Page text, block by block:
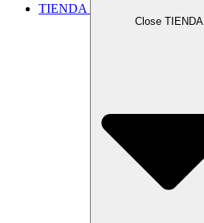
TIENDA
Close TIENDA